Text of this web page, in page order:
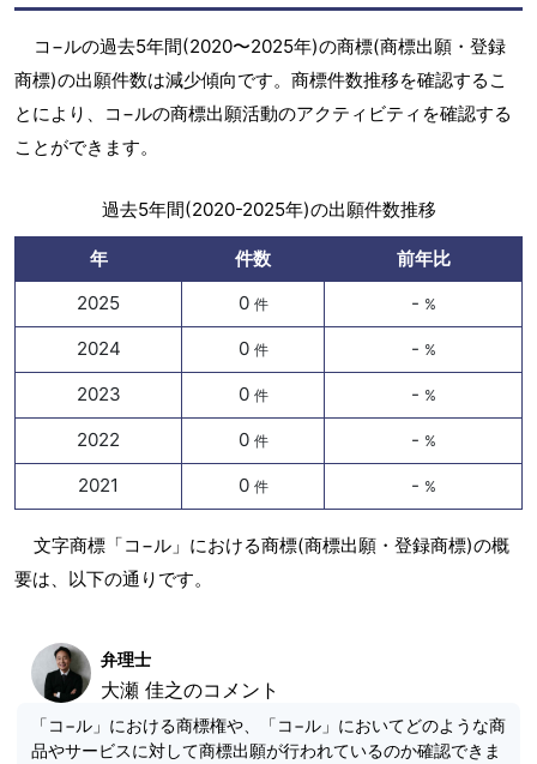
コ−ルの過去5年間(2020〜2025年)の商標(商標出願・登録
商標)の出願件数は減少傾向です。商標件数推移を確認するこ
とにより、コ−ルの商標出願活動のアクティビティを確認する
ことができます。
過去5年間(2020-2025年)の出願件数推移
年 件数
前年比
2025
0 件 - %
2024 0 件 - %
2023 0 件 - %
2022 0 件 - %
2021 0 件 - %
文字商標「コ−ル」における商標(商標出願・登録商標)の概
要は、以下の通りです。
弁理士
大瀬 佳之のコメント
「コ−ル」における商標権や、「コ−ル」においてどのような商
品やサービスに対して商標出願が行われているのか確認できま